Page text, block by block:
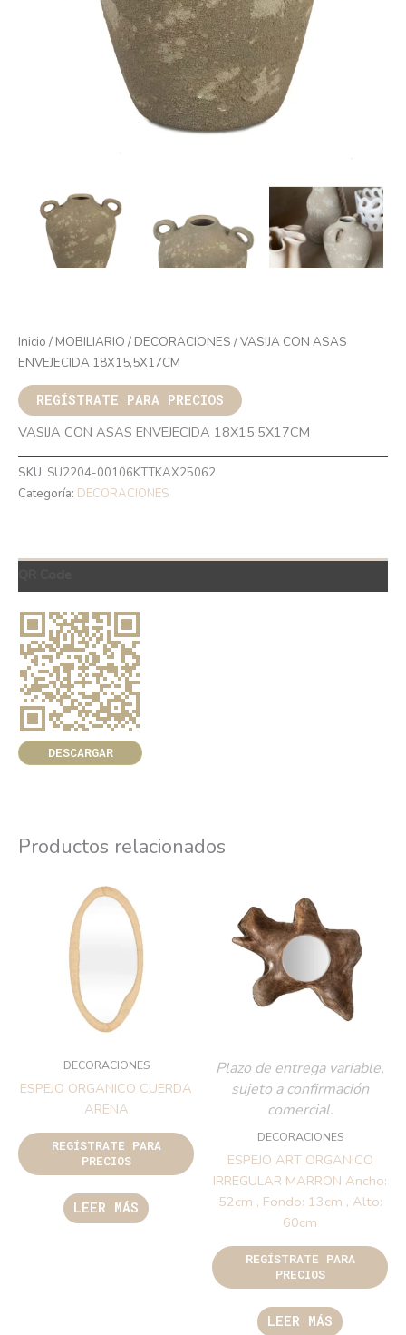
Inicio / MOBILIARIO / DECORACIONES / VASIJA CON ASAS
ENVEJECIDA 18X15,5X17CM
REGÍSTRATE PARA PRECIOS
VASIJA CON ASAS ENVEJECIDA 18X15,5X17CM
SKU: SU2204-00106KTTKAX25062
Categoría: DECORACIONES
DESCARGAR
Productos relacionados
DECORACIONES
ESPEJO ORGANICO CUERDA
ARENA
REGÍSTRATE PARA
PRECIOS
LEER MÁS
Plazo de entrega variable,
sujeto a confirmación
comercial.
DECORACIONES
ESPEJO ART ORGANICO
IRREGULAR MARRON Ancho:
52cm , Fondo: 13cm , Alto:
60cm
REGÍSTRATE PARA
PRECIOS
LEER MÁS